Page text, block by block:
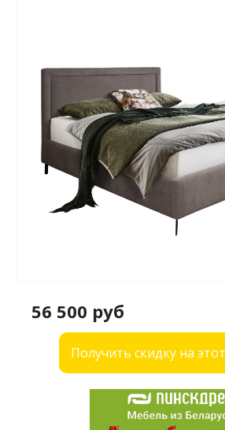
56 500 руб
Получить скидку на